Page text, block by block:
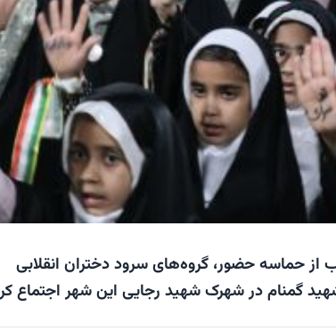
حماسه حضور، گروه‌های سرود دختران انقلابی
گمنام در شهرک شهید رجایی این شهر اجتماع